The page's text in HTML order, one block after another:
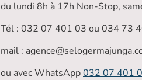
du lundi 8h à 17h Non-Stop,
Tél : 032 07 401 03 ou 034 73
mail :
ou avec WhatsApp032 07 401